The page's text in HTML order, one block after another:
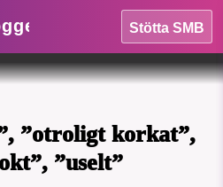
Stötta SMB
”otroligt korkat”,
”uselt”
Foto:Melker Dahlstrand